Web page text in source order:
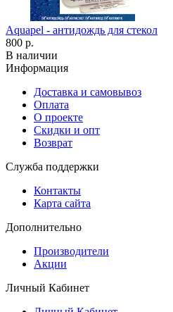
Aquapel - антидождь для стекол
800 р.
В наличии
Информация
Доставка и самовывоз
Оплата
О проекте
Скидки и опт
Возврат
Служба поддержки
Контакты
Карта сайта
Дополнительно
Производители
Акции
Личный Кабинет